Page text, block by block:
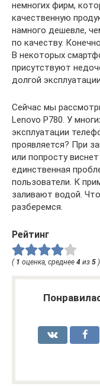
немногих фирм,
качественную
намного дешевле,
по качеству.
В некоторых
присутствуют
долгой эксплуатации.
Сейчас мы
Lenovo P780. У
эксплуатации
проявляется? При
или попросту
единственная
пользователи. К
заливают водой.
разберемся.
Рейтинг
( 1 оценка, среднее 4 из 5 )